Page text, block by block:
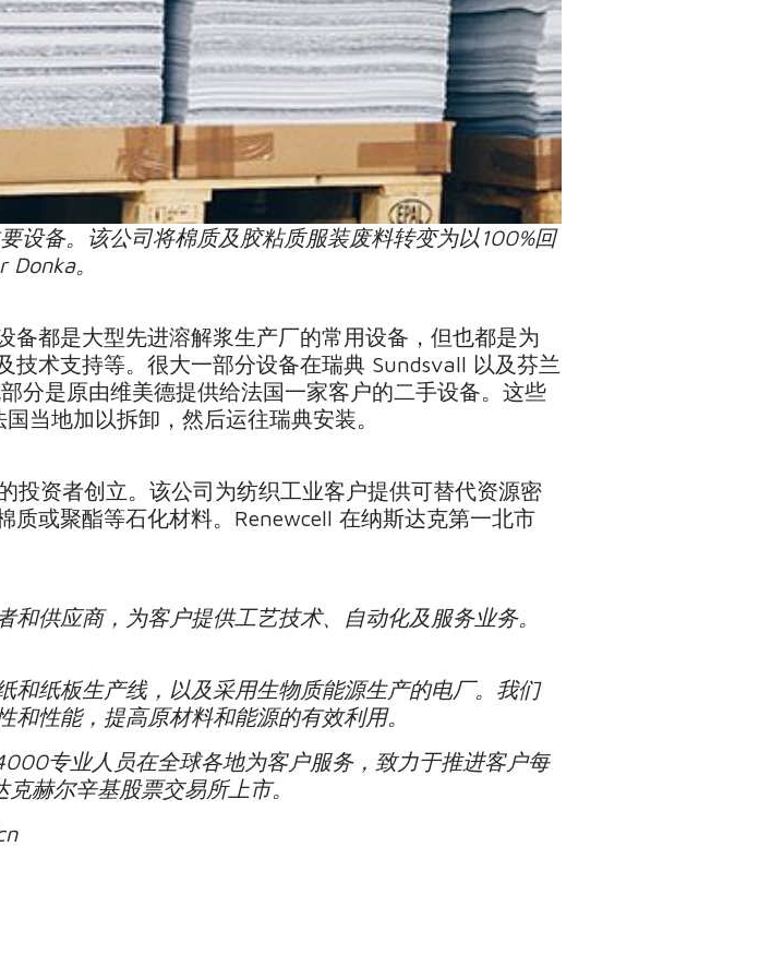
设备。该公司将棉质及胶粘质服装废料转变为以100%回
。
都是大型先进溶解浆生产厂的常用设备，但也都是为
技术支持等。很大一部分设备在瑞典 Sundsvall 以及芬兰
分是原由维美德提供给法国一家客户的二手设备。这些
当地加以拆卸，然后运往瑞典安装。
投资者创立。该公司为纺织工业客户提供可替代资源密
或聚酯等石化材料。Renewcell 在纳斯达克第一北市
供应商，为客户提供工艺技术、自动化及服务业务。
和纸板生产线，以及采用生物质能源生产的电厂。我们
性能，提高原材料和能源的有效利用。
专业人员在全球各地为客户服务，致力于推进客户每
赫尔辛基股票交易所上市。